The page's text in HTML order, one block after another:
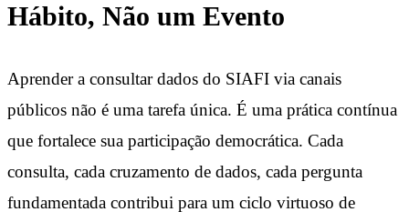
Hábito, Não um Evento
Aprender a consultar dados do SIAFI via canais
públicos não é uma tarefa única. É uma prática contínua
que fortalece sua participação democrática. Cada
consulta, cada cruzamento de dados, cada pergunta
fundamentada contribui para um ciclo virtuoso de